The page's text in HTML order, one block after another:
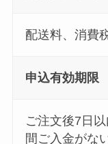
配送料、消費
申込有効期限
ご注文後7日
間ご入金がな